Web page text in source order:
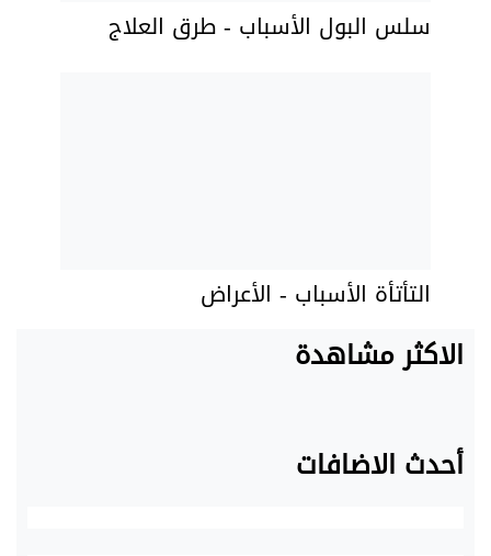
سلس البول الأسباب - طرق العلاج
التأتأة الأسباب - الأعراض
الاكثر مشاهدة
أحدث الاضافات